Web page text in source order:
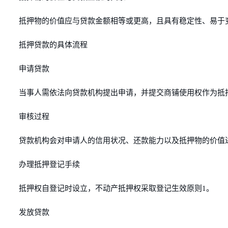
抵押物的价值应与贷款金额相等或更高，且具有稳定性、易于
抵押贷款的具体流程
申请贷款
当事人需依法向贷款机构提出申请，并提交商铺使用权作为抵
审核过程
贷款机构会对申请人的信用状况、还款能力以及抵押物的价值
办理抵押登记手续
抵押权自登记时设立，不动产抵押权采取登记生效原则1。
发放贷款